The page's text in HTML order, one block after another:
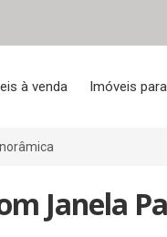
à venda Imóveis
Janela